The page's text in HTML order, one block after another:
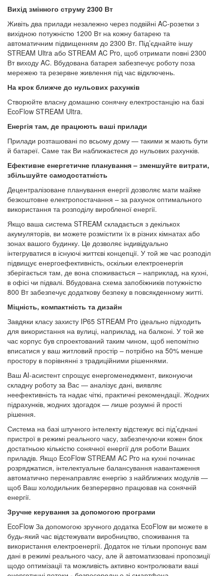
Вихід змінного струму 2300 Вт
Живіть два прилади незалежно через подвійні AC-розетки з
вихідною потужністю 1200 Вт на кожну батарею та
автоматичним підвищенням до 2300 Вт. Під’єднайте іншу
STREAM Ultra або STREAM AC Pro, щоб отримати повні 2300
Вт виходу AC. Вбудована батарея забезпечує роботу поза
мережею та резервне живлення під час відключень.
На крок ближче до нульових рахунків
Створюйте власну домашню сонячну електростанцію на базі
EcoFlow STREAM Ultra.
Енергія там, де працюють ваші прилади
Прилади розташовані по всьому дому — такими ж мають бути
й батареї. Саме так Ви наближаєтеся до нульових рахунків.
Ефективне енергетичне планування – зменшуйте витрати,
збільшуйте самодостатність
Децентралізоване планування енергії дозволяє мати майже
безкоштовне електропостачання – за рахунок оптимального
використання та розподілу виробленої енергії.
Якщо ваша система STREAM складається з декількох
акумуляторів, ви можете розмістити їх в різних кімнатах або
зонах вашого будинку. Це дозволяє індивідуально
інтегруватися в існуючі життєві концепції. У той же час розподіл
підвищує енергоефективність, оскільки електроенергія
зберігається там, де вона споживається – наприклад, на кухні,
в офісі чи підвалі. Вбудована схема запобіжників потужністю
800 Вт забезпечує додаткову безпеку в повсякденному житті.
Міцність, компактність та дизайн
Завдяки класу захисту IP65 STREAM Pro ідеально підходить
для використання на вулиці, наприклад, на балконі. У той же
час корпус був спроектований таким чином, щоб непомітно
вписатися у ваш житловий простір – потрібно на 50% менше
простору в порівнянні з традиційними рішеннями.
Ваш AI-асистент спрощує енергоменеджмент, виконуючи
складну роботу за Вас — аналізує дані, виявляє
неефективність та надає чіткі, практичні рекомендації. Жодних
підрахунків, жодних здогадок — лише розумні й прості
рішення.
Система на базі штучного інтелекту відстежує всі під’єднані
пристрої в режимі реального часу, забезпечуючи кожен блок
достатньою кількістю сонячної енергії для роботи Ваших
приладів. Якщо EcoFlow STREAM AC Pro на кухні починає
розряджатися, інтелектуальне балансування навантаження
автоматично перенаправляє енергію з найближчих модулів —
щоб Ваш холодильник безперервно працював на сонячній
енергії.
Зручне керування за допомогою програми
EcoFlow За допомогою зручного додатка EcoFlow ви можете в
будь-який час відстежувати виробництво, споживання та
використання електроенергії. Додаток не тільки пропонує вам
дані в режимі реального часу, але й автоматизовані пропозиції
щодо оптимізації та можливість активно контролювати ваші